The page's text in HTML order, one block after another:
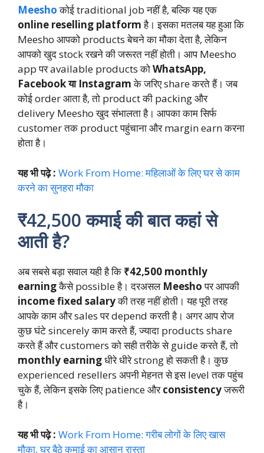
Meeshoकोई traditional job नहीं है, बल्कि यह एक
online reselling platformहै। इसका मतलब यह हुआ कि
Meesho आपको products बेचने का मौका देता है, लेकिन
आपको खुद stock रखने की जरूरत नहीं होती। आप Meesho
app पर available products कोWhatsApp,
Facebook या Instagramके जरिए share करते हैं। जब
कोई order आता है, तो product की packing और
delivery Meesho खुद संभालता है। आपका काम सिर्फ
customer तक product पहुंचाना और margin earn करना
होता है।
यह भी पढ़े : Work From Home: महिलाओं के लिए घर से काम
करने का सुनहरा मौका
₹42,500 कमाई की बात कहां से
आती है?
अब सबसे बड़ा सवाल यही है कि ₹42,500 monthly
earningकैसे possible है। दरअसल Meeshoपर आपकी
income fixed salaryकी तरह नहीं होती। यह पूरी तरह
आपके काम और sales पर depend करती है। अगर आप रोज
कुछ घंटे sincerely काम करते हैं, ज्यादा products share
करते हैं और customers को सही तरीके से guide करते हैं, तो
monthly earningधीरे धीरे strong हो सकती है। कुछ
experienced resellers अपनी मेहनत से इस level तक पहुंच
चुके हैं, लेकिन इसके लिए patience औरconsistencyजरूरी
है।
यह भी पढ़े : Work From Home: गरीब लोगों के लिए खास
मौका, घर बैठे कमाई का आसान रास्ता